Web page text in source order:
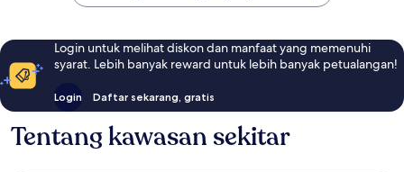
Login untuk melihat diskon dan manfaat yang memenuhi
syarat. Lebih banyak reward untuk lebih banyak petualangan!
Login Daftar sekarang, gratis
Tentang kawasan sekitar